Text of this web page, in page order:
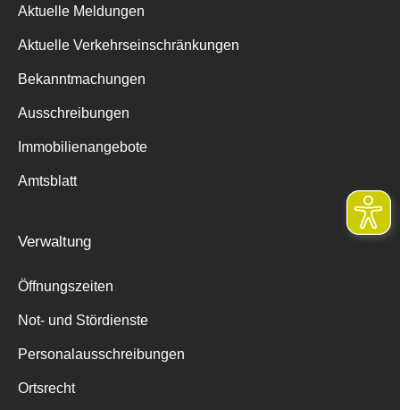
Aktuelle Meldungen
Aktuelle Verkehrseinschränkungen
Bekanntmachungen
Ausschreibungen
Immobilienangebote
Amtsblatt
Verwaltung
Öffnungszeiten
Not- und Stördienste
Personalausschreibungen
Ortsrecht